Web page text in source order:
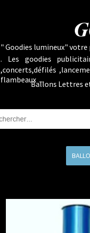
" Goodies lumineux"
. Les goodies
,concerts,défilés
flambeaux ...Ballons Lettres